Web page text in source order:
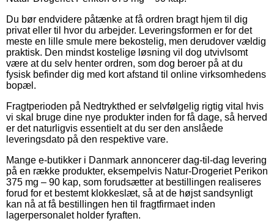
Du bør endvidere påtænke at få ordren bragt hjem til dig
privat eller til hvor du arbejder. Leveringsformen er for det
meste en lille smule mere bekostelig, men derudover vældig
praktisk. Den mindst kostelige løsning vil dog utvivlsomt
være at du selv henter ordren, som dog beroer på at du
fysisk befinder dig med kort afstand til online virksomhedens
bopæl.
Fragtperioden på Nedtrykthed er selvfølgelig rigtig vital hvis
vi skal bruge dine nye produkter inden for få dage, så herved
er det naturligvis essentielt at du ser den anslåede
leveringsdato på den respektive vare.
Mange e-butikker i Danmark annoncerer dag-til-dag levering
på en række produkter, eksempelvis Natur-Drogeriet Perikon
375 mg – 90 kap, som forudsætter at bestillingen realiseres
forud for et bestemt klokkeslæt, så at de højst sandsynligt
kan nå at få bestillingen hen til fragtfirmaet inden
lagerpersonalet holder fyraften.